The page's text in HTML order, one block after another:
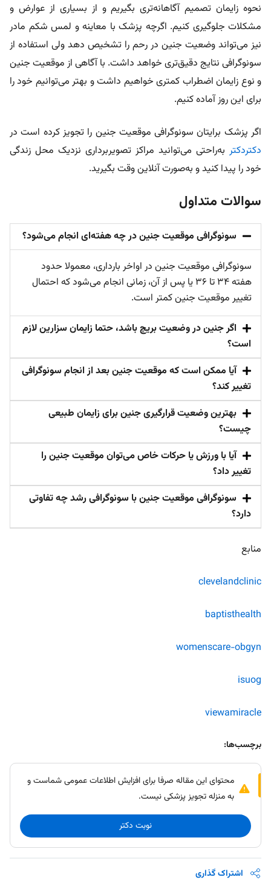
نحوه زایمان تصمیم آگاهانه‌تری بگیریم و از بسیاری از عوارض و
مشکلات جلوگیری کنیم. اگرچه پزشک با معاینه و لمس شکم مادر
نیز می‌تواند وضعیت جنین در رحم را تشخیص دهد ولی استفاده از
سونوگرافی نتایج دقیق‌تری خواهد داشت. با آگاهی از موقعیت جنین
و نوع زایمان اضطراب کمتری خواهیم داشت و بهتر می‌توانیم خود را
برای این روز آماده کنیم.
اگر پزشک برایتان سونوگرافی موقعیت جنین را تجویز کرده است در
دکتردکتر به‌راحتی می‌توانید مراکز تصویربرداری نزدیک محل زندگی
خود را پیدا کنید و به‌صورت آنلاین وقت بگیرید.
سوالات متداول
سونوگرافی موقعیت جنین در چه هفته‌ای انجام می‌شود؟
سونوگرافی موقعیت جنین در اواخر بارداری، معمولا حدود
هفته ۳۴ تا ۳۶ یا پس از آن، زمانی انجام می‌شود که احتمال
تغییر موقعیت جنین کمتر است.
اگر جنین در وضعیت بریچ باشد، حتما زایمان سزارین لازم
است؟
آیا ممکن است که موقعیت جنین بعد از انجام سونوگرافی
تغییر کند؟
بهترین وضعیت قرارگیری جنین برای زایمان طبیعی
چیست؟
آیا با ورزش یا حرکات خاص می‌توان موقعیت جنین را
تغییر داد؟
سونوگرافی موقعیت جنین با سونوگرافی رشد چه تفاوتی
دارد؟
منابع
clevelandclinic
baptisthealth
womenscare-obgyn
isuog
viewamiracle
برچسب‌ها:
محتوای این مقاله صرفا برای افزایش اطلاعات عمومی شماست و
به منزله تجویز پزشکی نیست.
نوبت دکتر
اشتراک گذاری